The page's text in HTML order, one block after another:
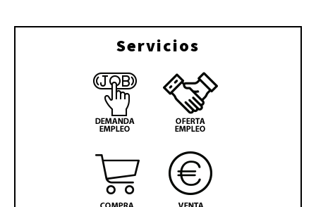
Servicios